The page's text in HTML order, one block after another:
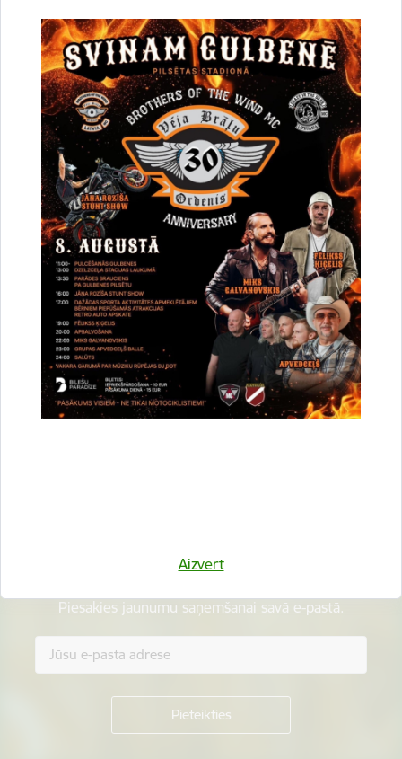
Aizvērt
Drukāt lapu
Dalīties
Vai šī informācija bija noderīga?
Esi pirmais, kurš uzzina!
Piesakies jaunumu saņemšanai savā e-pastā.